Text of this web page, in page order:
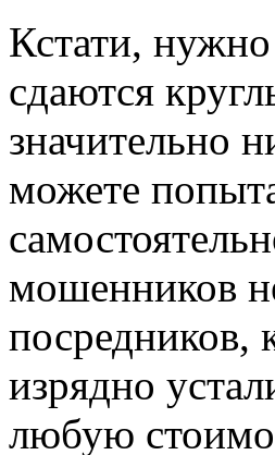
Кстати,
сдаются
значительно
можете
мошенников
посредников,
изрядно
любую